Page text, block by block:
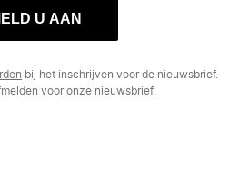
U AAN
bij het inschrijven voor de nieuwsbrief.
voor onze nieuwsbrief.